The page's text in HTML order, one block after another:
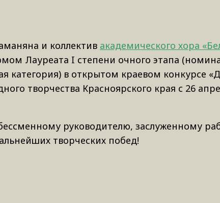
и коллектив академического хора
Лауреата I степени очного этапа
категория) в открытом краевом конкурсе
творчества Красноярского края с 26
руководителю, заслуженному
творческих побед!